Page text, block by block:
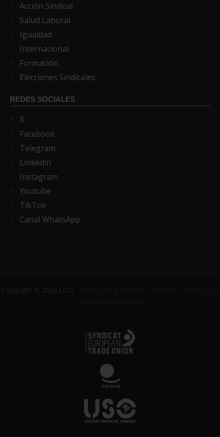
Acción Sindical
Salud Laboral
Igualdad
Internacional
Formación
Elecciones Sindicales
REDES SOCIALES
X
Facebook
Telegram
Linkedin
Instagram
Youtube
TikTok
Canal WhatsApp
Copyright © 2026 USO ·